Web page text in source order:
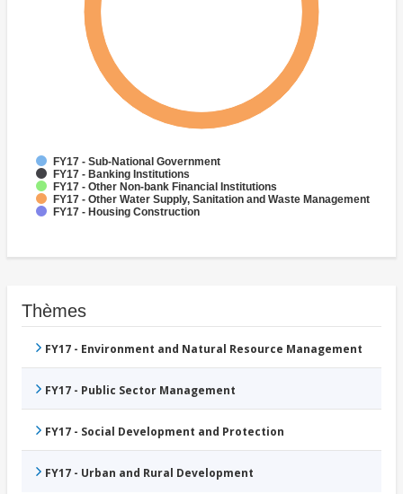
FY17 - Sub-National Government
FY17 - Banking Institutions
FY17 - Other Non-bank Financial Institutions
FY17 - Other Water Supply, Sanitation and Waste Management
FY17 - Housing Construction
Thèmes
FY17 - Environment and Natural Resource Management
FY17 - Public Sector Management
FY17 - Social Development and Protection
FY17 - Urban and Rural Development